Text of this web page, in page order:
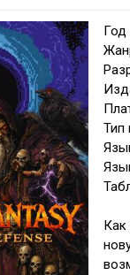
Год
Тип
Как